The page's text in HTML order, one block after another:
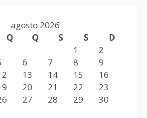
agosto 2026
Q Q S S
D
1
2
6 7 8
9
13 14 15
16
20 21 22
23
27 28 29
30